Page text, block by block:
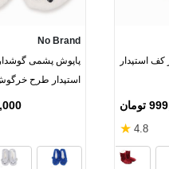
استپدار
تومان
4.8
★
کالباسی
No Brand
پاپوش پشمی
استپدار طرح خرگوش